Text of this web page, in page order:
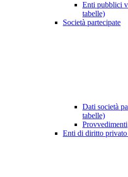
Enti pubblici
tabelle)
Società partecipate
Dati società
tabelle)
Provvedimenti
Enti di diritto